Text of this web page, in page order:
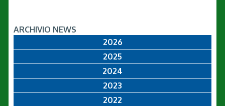
ARCHIVIO NEWS
2026
2025
2024
2023
2022